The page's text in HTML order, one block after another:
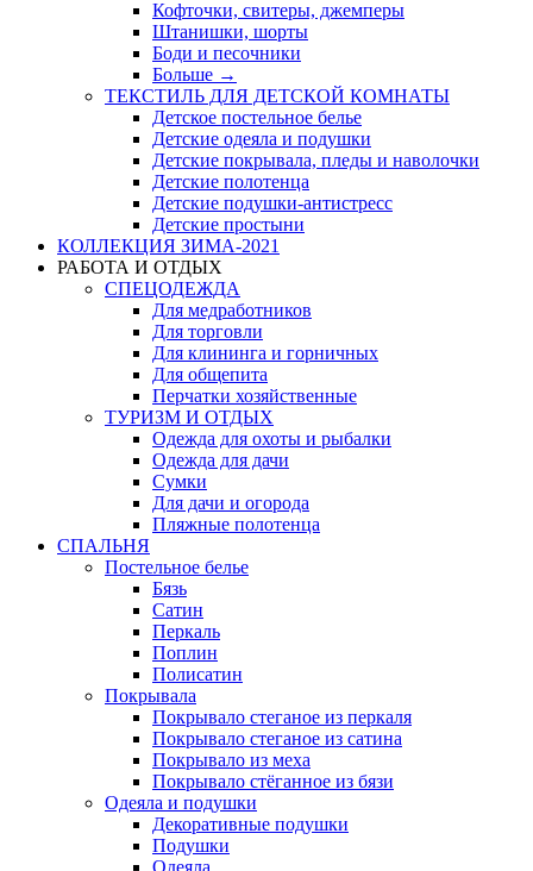
Кофточки, свитеры, джемперы
Штанишки, шорты
Боди и песочники
Больше →
ТЕКСТИЛЬ ДЛЯ ДЕТСКОЙ КОМНАТЫ
Детское постельное белье
Детские одеяла и подушки
Детские покрывала, пледы и наволочки
Детские полотенца
Детские подушки-антистресс
Детские простыни
КОЛЛЕКЦИЯ ЗИМА-2021
РАБОТА И ОТДЫХ
СПЕЦОДЕЖДА
Для медработников
Для торговли
Для клининга и горничных
Для общепита
Перчатки хозяйственные
ТУРИЗМ И ОТДЫХ
Одежда для охоты и рыбалки
Одежда для дачи
Сумки
Для дачи и огорода
Пляжные полотенца
СПАЛЬНЯ
Постельное белье
Бязь
Сатин
Перкаль
Поплин
Полисатин
Покрывала
Покрывало стеганое из перкаля
Покрывало стеганое из сатина
Покрывало из меха
Покрывало стёганное из бязи
Одеяла и подушки
Декоративные подушки
Подушки
Одеяла